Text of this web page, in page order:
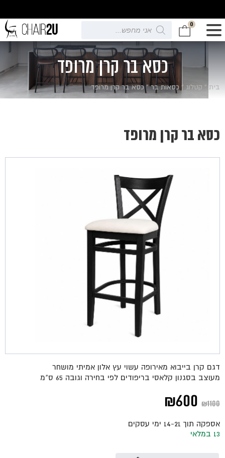
0
Products
search
כסא בר קרן מרופד
בית » קטלוג » כסאות בר»כסא בר קרן מרופד
דגם קרן בייבוא מאירופה עשוי עץ אלון אמיתי מושחר
מעוצב בסגנון קלאסי בריפודים לפי בחירה וגובה 65 ס"מ
₪1100
המחיר
המקורי
היה:
₪600
הנוכחי
אספקה תוך 14-21 ימי עסקים
13 במלאי
כסא בר קרן מרופד